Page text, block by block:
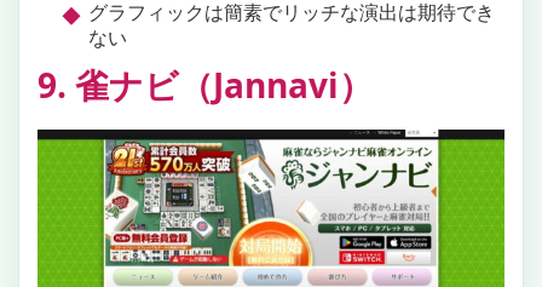
グラフィックは簡素でリッチな演出は期待でき
ない
9. 雀ナビ（Jannavi）